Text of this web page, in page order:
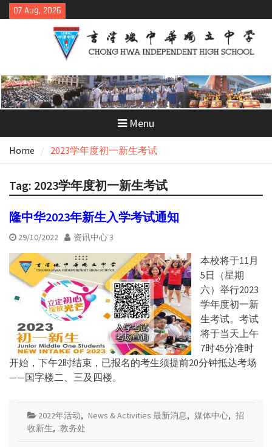
Skip
to
07 Aug, 2026
Menu
Home 2023学年度初一新生考试
Tag: 2023学年度初一新生考试
隆中华2023年新生入学考试通知
29/10/2022 资讯中心 3
本校将于11月
5日（星期
六）举行2023
学年度初一新
生考试。考试
将于当天上午
7时45分准时
开始，下午2时结束，已报名的考生须提前20分钟抵达考场
——国字楼二、三及四楼。
2022年活动, News & Activities 最新消息, 媒体中心, 招
收新生, 教务处